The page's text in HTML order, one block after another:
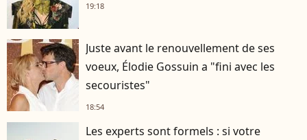
19:18
Juste avant le renouvellement de ses
voeux, Élodie Gossuin a "fini avec les
secouristes"
18:54
Les experts sont formels : si votre